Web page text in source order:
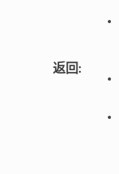
返回